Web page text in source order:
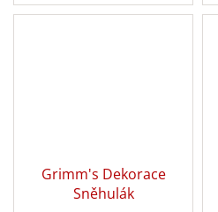
inspirovaná stavebnice s
Grimm's Dekorace
Sněhulák